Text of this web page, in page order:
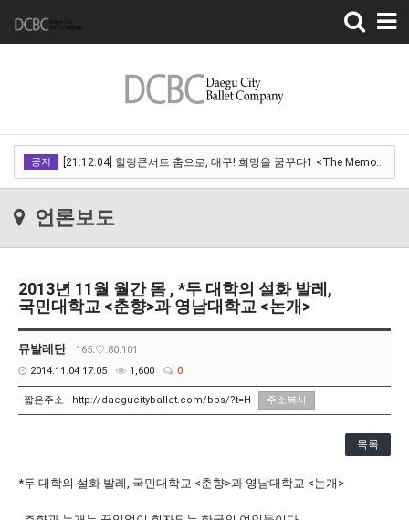
Toggle
navigation
공지 [21.12.04] 힐링콘서트 춤으로, 대구! 희망을 꿈꾸다1 <The Memory of …
[21.11.13] 호두까기인형 아양아트센터
[21.11.13] 호두까기인형 아양아트센터
[21.10.22-23] 대구국제오페라축제<아이다> 오페라하우스
언론보도
2013년 11월 월간 몸 , *두 대학의 설화 발레,
국민대학교 <춘향>과 영남대학교 <논개>
뮤발레단
165.♡.80.101
2014.11.04 17:05
1,600 0
- 짧은주소 : http://daegucityballet.com/bbs/?t=H 주소복사
목록
*두 대학의 설화 발레, 국민대학교 <춘향>과 영남대학교 <논개>